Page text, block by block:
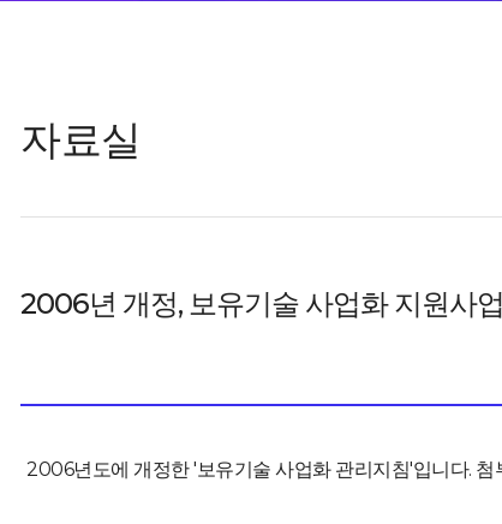
자료실
2006년 개정, 보유기술 사업화 지원사
2006년도에 개정한 '보유기술 사업화 관리지침'입니다. 첨